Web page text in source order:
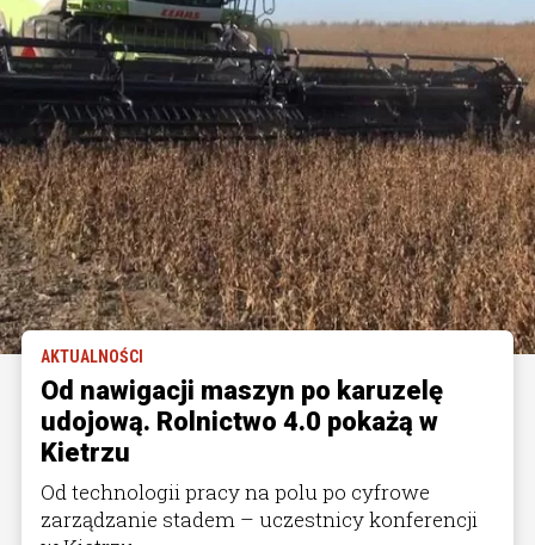
AKTUALNOŚCI
Od nawigacji maszyn po karuzelę
udojową. Rolnictwo 4.0 pokażą w
Kietrzu
Od technologii pracy na polu po cyfrowe
zarządzanie stadem – uczestnicy konferencji